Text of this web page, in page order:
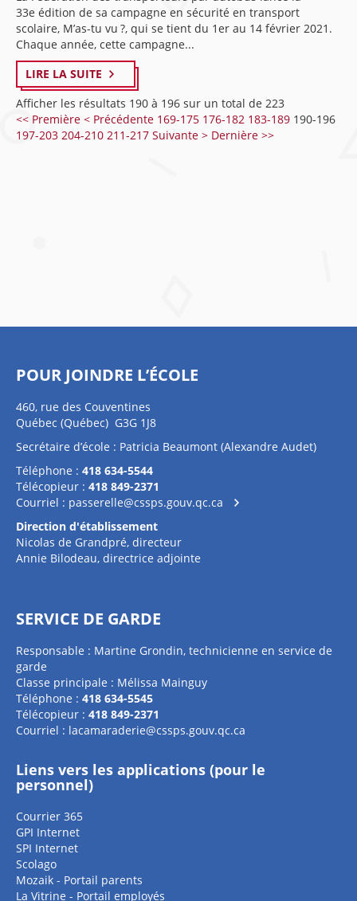
33e édition de sa campagne en sécurité en transport
scolaire, M’as-tu vu ?, qui se tient du 1er au 14 février 2021.
Chaque année, cette campagne...
LIRE LA SUITE
Afficher les résultats 190 à 196 sur un total de 223
<< Première < Précédente 169-175 176-182 183-189 190-196
197-203 204-210 211-217 Suivante > Dernière >>
POUR JOINDRE L’ÉCOLE
460, rue des Couventines
Québec (Québec) G3G 1J8
Secrétaire d’école : Patricia Beaumont (Alexandre Audet)
Téléphone : 418 634-5544
Télécopieur : 418 849-2371
Courriel : passerelle@cssps.gouv.qc.ca
Direction d'établissement
Nicolas de Grandpré, directeur
Annie Bilodeau, directrice adjointe
SERVICE DE GARDE
Responsable : Martine Grondin, technicienne en service de
garde
Classe principale : Mélissa Mainguy
Téléphone : 418 634-5545
Télécopieur : 418 849-2371
Courriel : lacamaraderie@cssps.gouv.qc.ca
Liens vers les applications (pour le
personnel)
Courrier 365
GPI Internet
SPI Internet
Scolago
Mozaik - Portail parents
La Vitrine - Portail employés